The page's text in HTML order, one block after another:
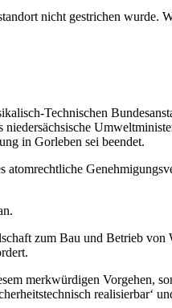
nicht gestrichen
Technischen
in Gorleben sei beendet.
zum Bau und Betrieb
merkwürdigen Vorgehen,
realisierbar‘